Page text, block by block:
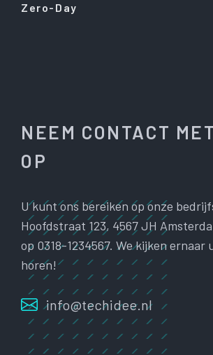
Zero-Day
NEEM CONTACT
OP
U kunt ons bereiken op onze
Hoofdstraat 123, 4567 JH
op 0318-1234567. We kijken ernaar
horen!
info@techidee.nl